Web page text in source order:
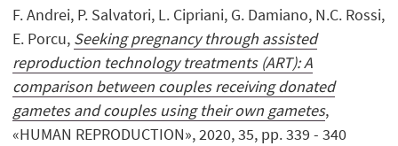
F. Andrei, P. Salvatori, L. Cipriani, G. Damiano, N.C. Rossi,
E. Porcu, Seeking pregnancy through assisted
reproduction technology treatments (ART): A
comparison between couples receiving donated
gametes and couples using their own gametes,
«HUMAN REPRODUCTION», 2020, 35, pp. 339 - 340